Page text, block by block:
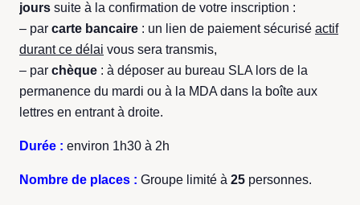
jours suite à la confirmation de votre inscription :
– par carte bancaire : un lien de paiement sécurisé actif
durant ce délai vous sera transmis,
– par chèque : à déposer au bureau SLA lors de la
permanence du mardi ou à la MDA dans la boîte aux
lettres en entrant à droite.
Durée : environ 1h30 à 2h
Nombre de places : Groupe limité à 25 personnes.